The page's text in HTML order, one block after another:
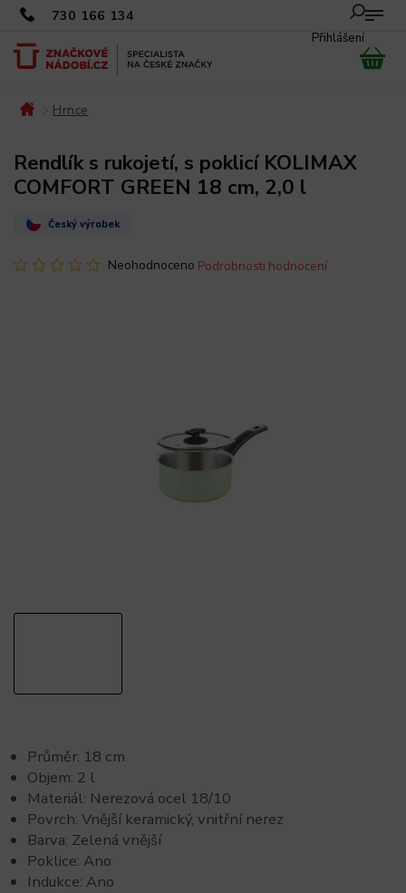
730 166 134
Přihlášení
Hrnce
Rendlík s rukojetí, s poklicí KOLIMAX
COMFORT GREEN 18 cm, 2,0 l
Český výrobek
Neohodnoceno Podrobnosti hodnocení
Průměr: 18 cm
Objem: 2 l
Materiál: Nerezová ocel 18/10
Povrch: Vnější keramický, vnitřní nerez
Barva: Zelená vnější
Poklice: Ano
Indukce: Ano